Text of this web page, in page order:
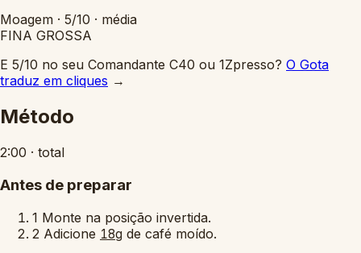
Moagem · 5/10 · média
FINA GROSSA
E 5/10 no seu Comandante C40 ou 1Zpresso? O Gota
traduz em cliques →
Método
2:00 · total
Antes de preparar
1 Monte na posição invertida.
2 Adicione 18g de café moído.